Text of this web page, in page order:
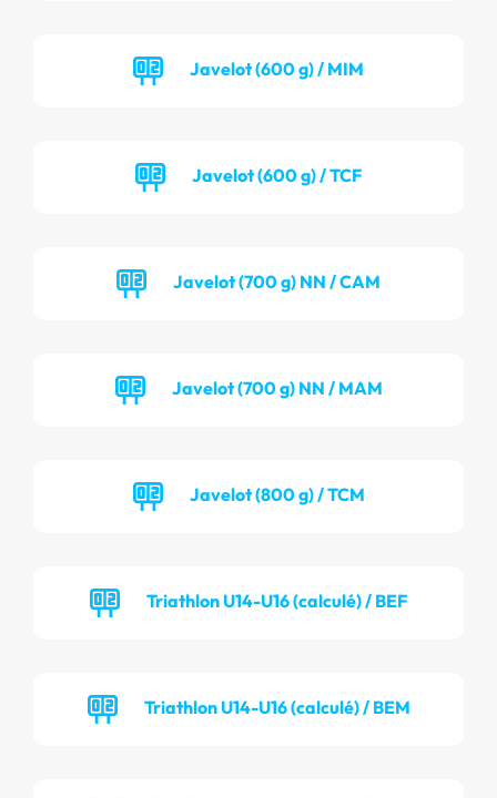
Javelot (600 g) / MIM
Javelot (600 g) / TCF
Javelot (700 g) NN / CAM
Javelot (700 g) NN / MAM
Javelot (800 g) / TCM
Triathlon U14-U16 (calculé) / BEF
Triathlon U14-U16 (calculé) / BEM